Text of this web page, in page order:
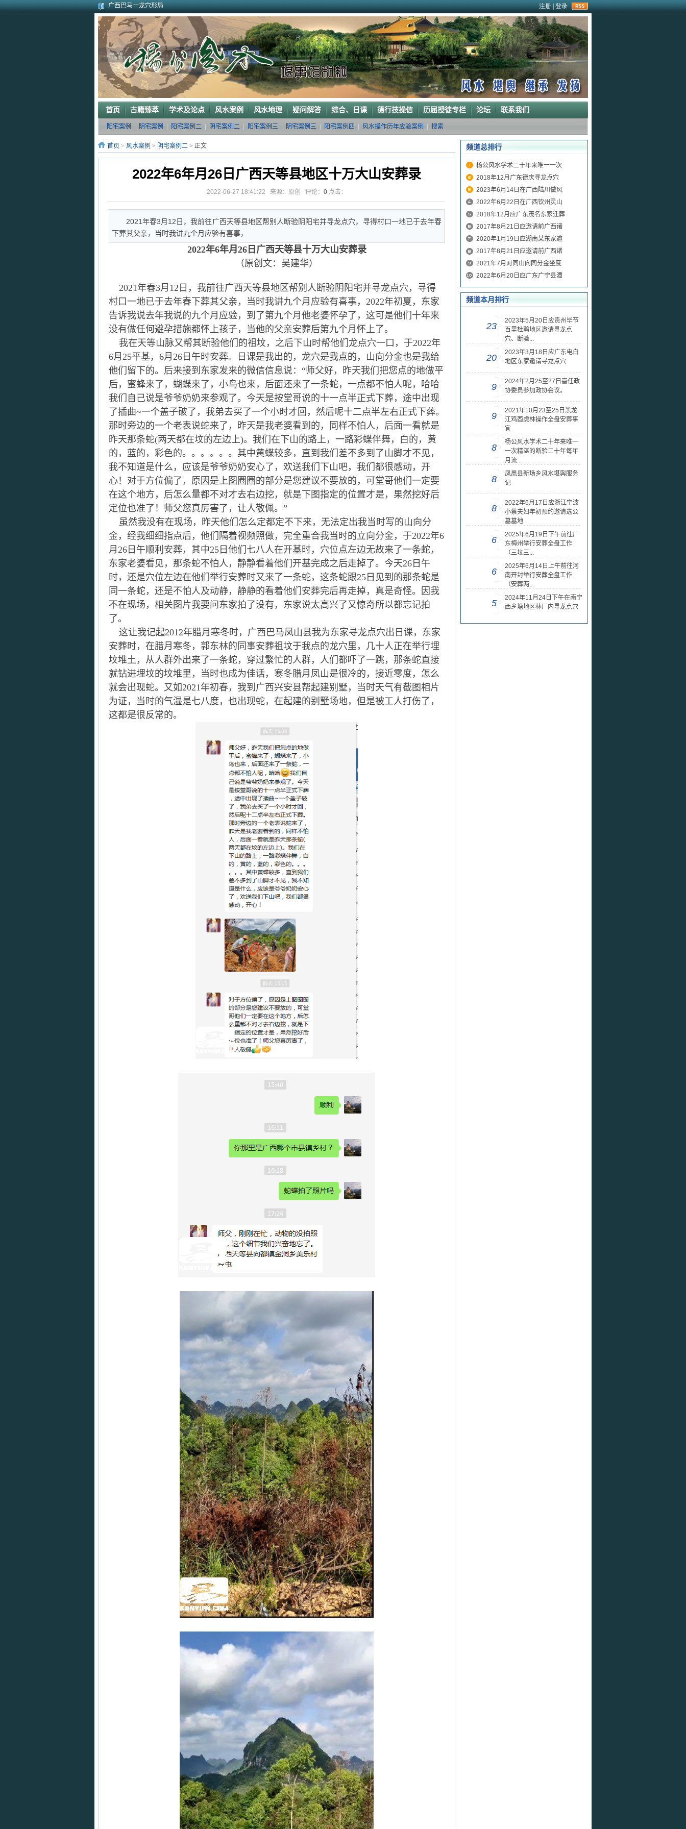
广西巴马一龙穴形局
杨公风水--山形之贵人拱手
2010年9月在广西容县为李喜中的亲戚找到的龙穴图
2023年3月18日广东电白地区一眼相中“猛虎下山”形
2011年4月底在江西丰城地区一农村里断验老阳宅风水吉凶（二）
2011年5月初应福建晋江东家邀请堪察调整阳宅风水布局
2011年5月底应广西玉林地区东家邀请断验堪察阳宅风水
2011年应广西巴马东家邀请堪察断验阳宅风水吉凶
《葬 书》注 解
广西南宁地区一葬地水聚天心
rss
首页 古籍臻萃 学术及论点 风水案例 风水地理 疑问解答 综合、日课 德行技操信 历届授徒专栏 论坛 联系我们
阳宅案例 阴宅案例 阳宅案例二 阴宅案例二 阳宅案例三 阴宅案例三 阳宅案例四 风水操作历年应验案例 搜索
首页 > 风水案例 > 阴宅案例二 > 正文
2022年6年月26日广西天等县地区十万大山安葬录
2022-06-27 18:41:22 来源：原创 评论： 0点击：
2021年春3月12日，我前往广西天等县地区帮别人断验阴阳宅并寻龙点穴，寻得村口一地已于去年春
下葬其父亲，当时我讲九个月应验有喜事，
2022年6年月26日广西天等县十万大山安葬录
（原创文：吴建华）
2021年春3月12日，我前往广西天等县地区帮别人断验阴阳宅并寻龙点穴，寻得
村口一地已于去年春下葬其父亲，当时我讲九个月应验有喜事，2022年初夏，东家
告诉我说去年我说的九个月应验，到了第九个月他老婆怀孕了，这可是他们十年来
没有做任何避孕措施都怀上孩子，当他的父亲安葬后第九个月怀上了。
我在天等山脉又帮其断验他们的祖坟，之后下山时帮他们龙点穴一口，于2022年
6月25平基，6月26日午时安葬。日课是我出的，龙穴是我点的，山向分金也是我给
他们留下的。后来接到东家发来的微信信息说：“师父好，昨天我们把您点的地做平
后，蜜蜂来了，蝴蝶来了，小鸟也来，后面还来了一条蛇，一点都不怕人呢，哈哈
我们自己说是爷爷奶奶来参观了。今天是按堂哥说的十一点半正式下葬，途中出现
了插曲~一个盖子破了，我弟去买了一个小时才回，然后呢十二点半左右正式下葬。
那时旁边的一个老表说蛇来了，昨天是我老婆看到的，同样不怕人，后面一看就是
昨天那条蛇(两天都在坟的左边上)。我们在下山的路上，一路彩蝶伴舞，白的，黄
的，蓝的，彩色的。。。。。。其中黄蝶较多，直到我们差不多到了山脚才不见，
我不知道是什么，应该是爷爷奶奶安心了，欢送我们下山吧，我们都很感动，开
心！对于方位偏了，原因是上图圈圈的部分是您建议不要放的，可堂哥他们一定要
在这个地方，后怎么量都不对才去右边挖，就是下图指定的位置才是，果然挖好后
定位也准了！师父您真厉害了，让人敬佩。”
虽然我没有在现场，昨天他们怎么定都定不下来，无法定出我当时写的山向分
金，经我细细指点后，他们隔着视频照做，完全重合我当时的立向分金，于2022年6
月26日午顺利安葬，其中25日他们七八人在开基时，穴位点左边无故来了一条蛇，
东家老婆看见，那条蛇不怕人，静静看着他们开基完成之后走掉了。今天26日午
时，还是穴位左边在他们举行安葬时又来了一条蛇，这条蛇跟25日见到的那条蛇是
同一条蛇，还是不怕人及动静，静静的看着他们安葬完后再走掉，真是奇怪。因我
不在现场，相关图片我要问东家拍了没有，东家说太高兴了又惊奇所以都忘记拍
了。
这让我记起2012年腊月寒冬时，广西巴马凤山县我为东家寻龙点穴出日课，东家
安葬时，在腊月寒冬，郭东林的同事安葬祖坟于我点的龙穴里，几十人正在举行埋
坟堆土，从人群外出来了一条蛇，穿过繁忙的人群，人们都吓了一跳，那条蛇直接
就钻进埋坟的坟堆里，当时也成为佳话，寒冬腊月凤山是很冷的，接近零度，怎么
就会出现蛇。又如2021年初春，我到广西兴安县帮起建别墅，当时天气有截图相片
为证，当时的气湿是七八度，也出现蛇，在起建的别墅场地，但是被工人打伤了，
这都是很反常的。
频道总排行
杨公风水学术二十年来唯一一次
2018年12月广东德庆寻龙点穴
2023年6月14日在广西陆川做风
2022年6月22日在广西钦州灵山
2018年12月应广东茂名东家迁葬
2017年8月21日应邀请前广西诸
2020年1月19日应湖南某东家邀
2017年8月21日应邀请前广西诸
2021年7月对同山向同分金坐度
2022年6月20日应广东广宁县潭
频道本月排行
23
2023年5月20日应贵州毕节
百里杜鹃地区邀请寻龙点
穴、断验...
20
2023年3月18日应广东电白
地区东家邀请寻龙点穴
9
2024年2月25至27日喜任政
协委员参加政协会议。
9
2021年10月23至25日黑龙
江鸡酉虎林操作全盘安葬事
宜
8
杨公风水学术二十年来唯一
一次精湛的断验二十年每年
月流...
8
凤凰县新场乡风水堪舆服务
记
8
2022年6月17日应浙江宁波
小蔡夫妇年初预约邀请选公
墓墓地
6
2025年6月19日下午前往广
东梅州举行安葬全盘工作
（三坟三...
6
2025年6月14日上午前往河
南开封举行安葬全盘工作
（安葬两...
5
2024年11月24日下午在南宁
西乡塘地区林厂内寻龙点穴